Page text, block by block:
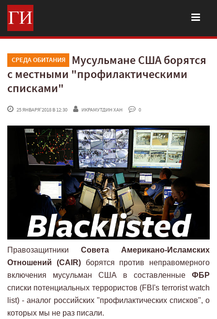
СРЕДА ОБИТАНИЯ
Мусульмане США борятся
с местными "профилактическими
списками"
25 ЯНВАРЯ'2018 В 12:30 ИКРАМУТДИН ХАН 0
Правозащитники Совета Американо-Исламских
Отношений (CAIR)борятся против неправомерного
включения мусульман США в составленные ФБР
списки потенциальных террористов (FBI's terrorist watch
list) - аналог российских "профилактических списков", о
которых мы не раз писали.